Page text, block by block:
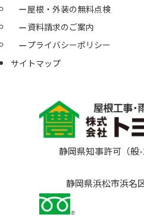
静岡県知事許可（般
静岡県浜松市浜名
屋根・外装の無料点検
資料請求のご案内
プライバシーポリシー
サイトマップ